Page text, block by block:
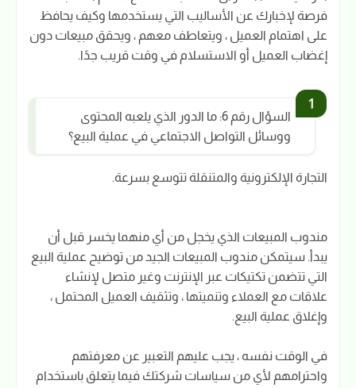
فرصة لإخبارك عن الأساليب التي يستخدمها وكيف يحافظ
على اهتمام العميل ، ويتعاطف معهم ، ويحقق مبيعات دون
إغضاب العميل أو الاستسلام في وقت قريب جدًا.
السؤال رقم 6: ما الدور الذي يلعبه المحتوى
ووسائل التواصل الاجتماعي في عملية البيع؟
التجارة الإلكترونية والمتنقلة تتوسع بسرعة.
مندوب المبيعات الذي يخجل من أي منهما يخسر قبل أن
يبدأ. سيتمكن مندوب المبيعات الجيد من توضيح عملية البيع
التي تتضمن تكتيكات عبر الإنترنت وغير متصل لإنشاء
علاقات مع العملاء وتنميتها ، وتثقيف العميل المحتمل ،
وإغلاق عملية البيع.
في الوقت نفسه ، يجب عليهم التعبير عن معرفتهم
واحترامهم لأي من سياسات شركتك فيما يتعلق باستخدام